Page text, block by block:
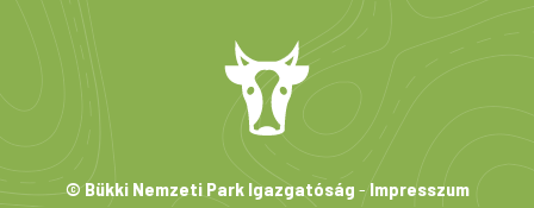
© Bükki Nemzeti Park Igazgatóság -Impresszum